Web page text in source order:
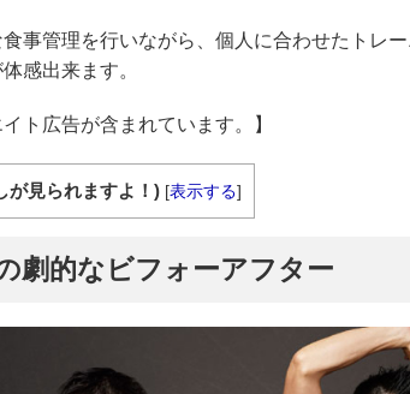
事管理を行いながら、個人に合わせたトレ
感出来ます。
ト広告が含まれています。】
が見られますよ！) [表示する]
劇的なビフォーアフター